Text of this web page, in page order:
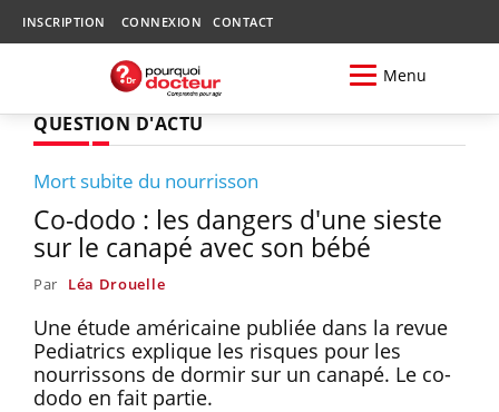
INSCRIPTION CONNEXION CONTACT
Menu
QUESTION D'ACTU
Mort subite du nourrisson
Co-dodo : les dangers d'une sieste
sur le canapé avec son bébé
Par Léa Drouelle
Une étude américaine publiée dans la revue
Pediatrics explique les risques pour les
nourrissons de dormir sur un canapé. Le co-
dodo en fait partie.